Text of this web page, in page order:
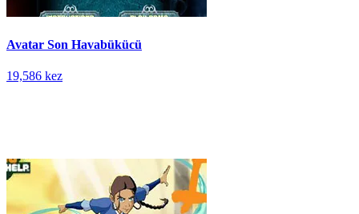
Avatar Son Havabükücü
19,586 kez